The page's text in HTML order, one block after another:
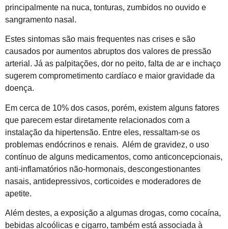
principalmente na nuca, tonturas, zumbidos no ouvido e
sangramento nasal.
Estes sintomas são mais frequentes nas crises e são
causados por aumentos abruptos dos valores de pressão
arterial. Já as palpitações, dor no peito, falta de ar e inchaço
sugerem comprometimento cardíaco e maior gravidade da
doença.
Em cerca de 10% dos casos, porém, existem alguns fatores
que parecem estar diretamente relacionados com a
instalação da hipertensão. Entre eles, ressaltam-se os
problemas endócrinos e renais. Além de gravidez, o uso
contínuo de alguns medicamentos, como anticoncepcionais,
anti-inflamatórios não-hormonais, descongestionantes
nasais, antidepressivos, corticoides e moderadores de
apetite.
Além destes, a exposição a algumas drogas, como cocaína,
bebidas alcoólicas e cigarro, também está associada à